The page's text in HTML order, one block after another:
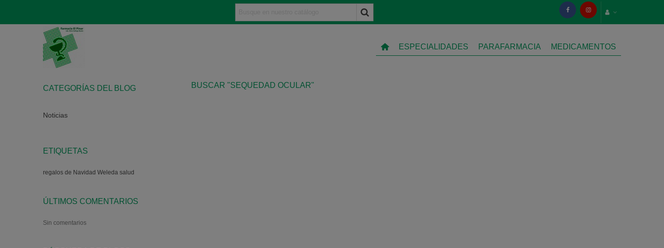
ESPECIALIDADES PARAFARMACIA MEDICAMENTOS
CATEGORÍAS DEL BLOG
Noticias
ETIQUETAS
regalos de Navidad Weleda salud
ÚLTIMOS COMENTARIOS
Sin comentarios
BUSCAR "SEQUEDAD OCULAR"